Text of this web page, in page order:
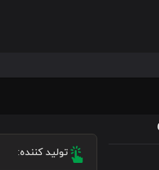
تولید کننده: